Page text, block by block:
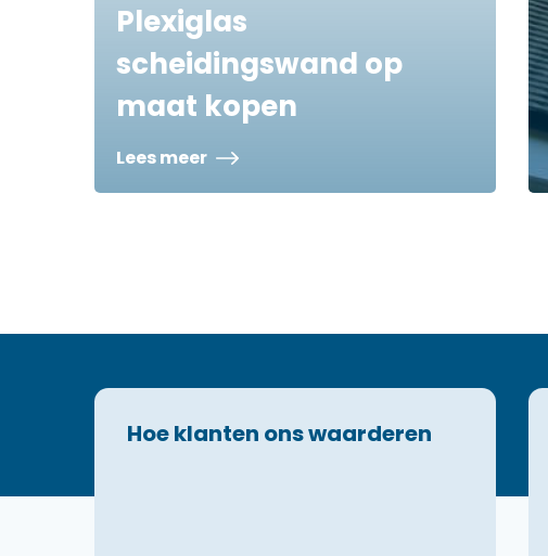
Plexiglas
scheidingswand op
maat kopen
Lees meer
Hoe klanten ons waarderen